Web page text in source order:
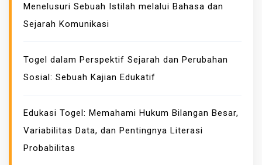
Menelusuri Sebuah Istilah melalui Bahasa dan
Sejarah Komunikasi
Togel dalam Perspektif Sejarah dan Perubahan
Sosial: Sebuah Kajian Edukatif
Edukasi Togel: Memahami Hukum Bilangan Besar,
Variabilitas Data, dan Pentingnya Literasi
Probabilitas